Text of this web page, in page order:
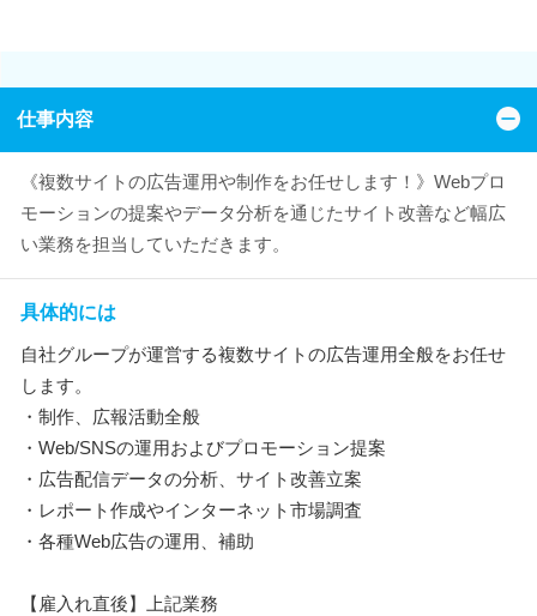
仕事内容
《複数サイトの広告運用や制作をお任せします！》Webプロ
モーションの提案やデータ分析を通じたサイト改善など幅広
い業務を担当していただきます。
具体的には
自社グループが運営する複数サイトの広告運用全般をお任せ
します。
・制作、広報活動全般
・Web/SNSの運用およびプロモーション提案
・広告配信データの分析、サイト改善立案
・レポート作成やインターネット市場調査
・各種Web広告の運用、補助
【雇入れ直後】上記業務